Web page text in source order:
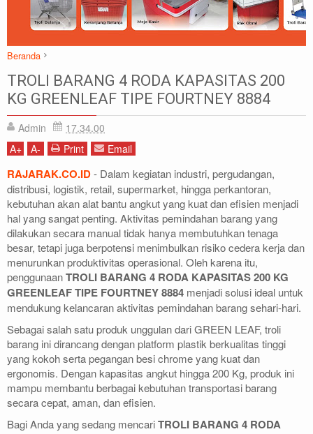
Beranda
GREEN LEAF
TROLI BARANG
TROLI BARANG 4 RODA KAPASITAS 200 KG GREENLEAF TIPE
FOURTNEY 8884
TROLI BARANG 4 RODA KAPASITAS 200
KG GREENLEAF TIPE FOURTNEY 8884
Admin
17.34.00
A+ A- Print Email
RAJARAK.CO.ID- Dalam kegiatan industri, pergudangan,
distribusi, logistik, retail, supermarket, hingga perkantoran,
kebutuhan akan alat bantu angkut yang kuat dan efisien menjadi
hal yang sangat penting. Aktivitas pemindahan barang yang
dilakukan secara manual tidak hanya membutuhkan tenaga
besar, tetapi juga berpotensi menimbulkan risiko cedera kerja dan
menurunkan produktivitas operasional. Oleh karena itu,
penggunaanTROLI BARANG 4 RODA KAPASITAS 200 KG
GREENLEAF TIPE FOURTNEY 8884 menjadi solusi ideal untuk
mendukung kelancaran aktivitas pemindahan barang sehari-hari.
Sebagai salah satu produk unggulan dari GREEN LEAF, troli
barang ini dirancang dengan platform plastik berkualitas tinggi
yang kokoh serta pegangan besi chrome yang kuat dan
ergonomis. Dengan kapasitas angkut hingga 200 Kg, produk ini
mampu membantu berbagai kebutuhan transportasi barang
secara cepat, aman, dan efisien.
Bagi Anda yang sedang mencariTROLI BARANG 4 RODA